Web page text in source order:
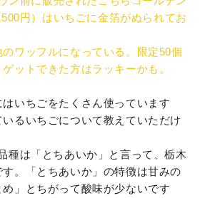
円）はいちごに金箔がぬられてお
ワッフルになっている。限定50個
ットできた方はラッキーかも。
はいちごをたくさん使っています
るいちごについて教えていただけ
種は「とちあいか」と言って、栃木
。「とちあいか」の特徴は甘みの
」とちがって酸味が少ないです